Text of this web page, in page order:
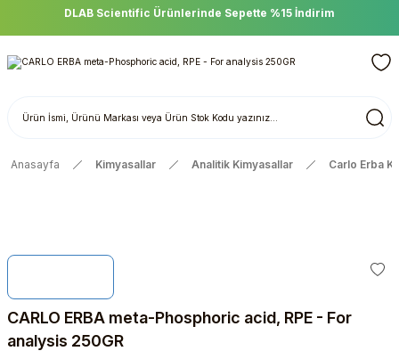
DLAB Scientific Ürünlerinde Sepette %15 İndirim
Anasayfa Kimyasallar Analitik Kimyasallar Carlo Erba
CARLO ERBA meta-Phosphoric acid, RPE - For
analysis 250GR